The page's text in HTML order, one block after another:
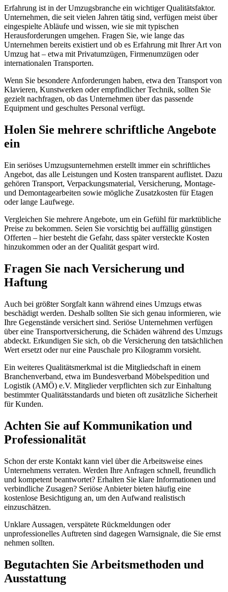
Erfahrung ist in der Umzugsbranche ein wichtiger Qualitätsfaktor.
Unternehmen, die seit vielen Jahren tätig sind, verfügen meist über
eingespielte Abläufe und wissen, wie sie mit typischen
Herausforderungen umgehen. Fragen Sie, wie lange das
Unternehmen bereits existiert und ob es Erfahrung mit Ihrer Art von
Umzug hat – etwa mit Privatumzügen, Firmenumzügen oder
internationalen Transporten.
Wenn Sie besondere Anforderungen haben, etwa den Transport von
Klavieren, Kunstwerken oder empfindlicher Technik, sollten Sie
gezielt nachfragen, ob das Unternehmen über das passende
Equipment und geschultes Personal verfügt.
Holen Sie mehrere schriftliche Angebote
ein
Ein seriöses Umzugsunternehmen erstellt immer ein schriftliches
Angebot, das alle Leistungen und Kosten transparent auflistet. Dazu
gehören Transport, Verpackungsmaterial, Versicherung, Montage-
und Demontagearbeiten sowie mögliche Zusatzkosten für Etagen
oder lange Laufwege.
Vergleichen Sie mehrere Angebote, um ein Gefühl für marktübliche
Preise zu bekommen. Seien Sie vorsichtig bei auffällig günstigen
Offerten – hier besteht die Gefahr, dass später versteckte Kosten
hinzukommen oder an der Qualität gespart wird.
Fragen Sie nach Versicherung und
Haftung
Auch bei größter Sorgfalt kann während eines Umzugs etwas
beschädigt werden. Deshalb sollten Sie sich genau informieren, wie
Ihre Gegenstände versichert sind. Seriöse Unternehmen verfügen
über eine Transportversicherung, die Schäden während des Umzugs
abdeckt. Erkundigen Sie sich, ob die Versicherung den tatsächlichen
Wert ersetzt oder nur eine Pauschale pro Kilogramm vorsieht.
Ein weiteres Qualitätsmerkmal ist die Mitgliedschaft in einem
Branchenverband, etwa im Bundesverband Möbelspedition und
Logistik (AMÖ) e.V. Mitglieder verpflichten sich zur Einhaltung
bestimmter Qualitätsstandards und bieten oft zusätzliche Sicherheit
für Kunden.
Achten Sie auf Kommunikation und
Professionalität
Schon der erste Kontakt kann viel über die Arbeitsweise eines
Unternehmens verraten. Werden Ihre Anfragen schnell, freundlich
und kompetent beantwortet? Erhalten Sie klare Informationen und
verbindliche Zusagen? Seriöse Anbieter bieten häufig eine
kostenlose Besichtigung an, um den Aufwand realistisch
einzuschätzen.
Unklare Aussagen, verspätete Rückmeldungen oder
unprofessionelles Auftreten sind dagegen Warnsignale, die Sie ernst
nehmen sollten.
Begutachten Sie Arbeitsmethoden und
Ausstattung